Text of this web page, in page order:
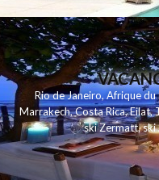
Rio de Janeiro,Afrique du
Marrakech,Costa Rica,Eilat,
ski Zermatt,ski